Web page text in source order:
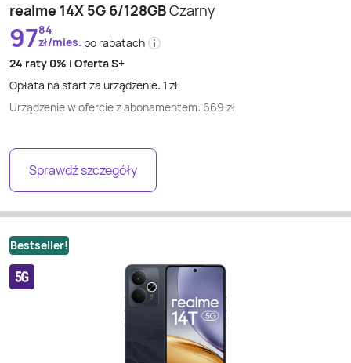
realme 14X 5G 6/128GBCzarny
9784
zł/mies. po rabatach
24 raty 0% i Oferta S+
Opłata na start za urządzenie: 1 zł
Urządzenie w ofercie z abonamentem: 669 zł
Sprawdź szczegóły
Bestseller!